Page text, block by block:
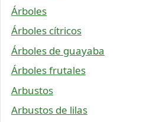
Árboles
Árboles cítricos
Árboles de guayaba
Árboles frutales
Arbustos
Arbustos de lilas